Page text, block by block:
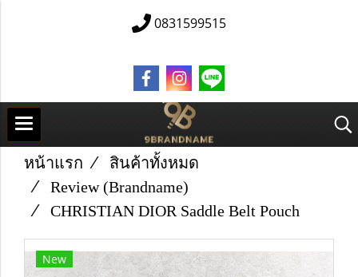
0831599515
หน้าแรก
สินค้าทั้งหมด
Review (Brandname)
C​H​R​IS​T​IA​N​ D​IO​R Saddle​ Belt​ Pouch​
New